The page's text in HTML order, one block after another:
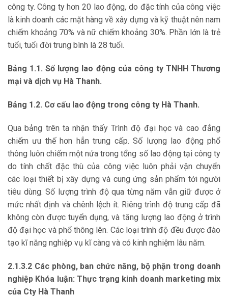
công ty. Công ty hơn 20 lao động, do đặc tính của công việc
là kinh doanh các mặt hàng về xây dựng và kỹ thuật nên nam
chiếm khoảng 70% và nữ chiếm khoảng 30%. Phần lớn là trẻ
tuổi, tuổi đời trung bình là 28 tuổi.
Bảng 1.1. Số lượng lao động của công ty TNHH Thương
mại và dịch vụ Hà Thanh.
Bảng 1.2. Cơ cấu lao động trong công ty Hà Thanh.
Qua bảng trên ta nhận thấy Trình độ đại học và cao đẳng
chiếm ưu thế hơn hẳn trung cấp. Số lượng lao động phổ
thông luôn chiếm một nửa trong tổng số lao động tại công ty
do tính chất đặc thù của công việc luôn phải vận chuyển
các loại thiết bị xây dựng và cung ứng sản phẩm tới người
tiêu dùng. Số lượng trình độ qua từng năm vẫn giữ được ở
mức nhất định và chênh lệch ít. Riêng trình độ trung cấp đã
không còn được tuyển dụng, và tăng lượng lao động ở trình
độ đại học và phổ thông lên. Các loại trình độ đều được đào
tạo kĩ năng nghiệp vụ kĩ càng và có kinh nghiệm lâu năm.
2.1.3.2 Các phòng, ban chức năng, bộ phận trong doanh
nghiệp Khóa luận: Thực trạng kinh doanh marketing mix
của Cty Hà Thanh